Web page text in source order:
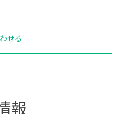
せる
報